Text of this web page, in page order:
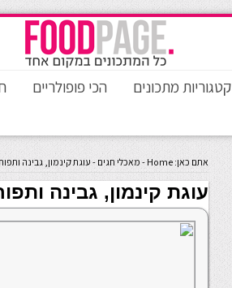
קטגוריות מתכונים הכי פופולריים
אתם כאן: Home
- מאכלי חגים-עוגת קינמון, גבינה
עוגת קינמון, גבינה